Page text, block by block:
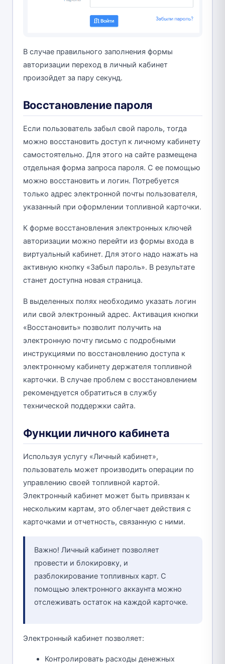
В случае правильного заполнения формы
авторизации переход в личный кабинет
произойдет за пару секунд.
Восстановление пароля
Если пользователь забыл свой пароль, тогда
можно восстановить доступ к личному кабинету
самостоятельно. Для этого на сайте размещена
отдельная форма запроса пароля. С ее помощью
можно восстановить и логин. Потребуется
только адрес электронной почты пользователя,
указанный при оформлении топливной карточки.
К форме восстановления электронных ключей
авторизации можно перейти из формы входа в
виртуальный кабинет. Для этого надо нажать на
активную кнопку «Забыл пароль». В результате
станет доступна новая страница.
В выделенных полях необходимо указать логин
или свой электронный адрес. Активация кнопки
«Восстановить» позволит получить на
электронную почту письмо с подробными
инструкциями по восстановлению доступа к
электронному кабинету держателя топливной
карточки. В случае проблем с восстановлением
рекомендуется обратиться в службу
технической поддержки сайта.
Функции личного кабинета
Используя услугу «Личный кабинет»,
пользователь может производить операции по
управлению своей топливной картой.
Электронный кабинет может быть привязан к
нескольким картам, это облегчает действия с
карточками и отчетность, связанную с ними.
Важно! Личный кабинет позволяет
провести и блокировку, и
разблокирование топливных карт. С
помощью электронного аккаунта можно
отслеживать остаток на каждой карточке.
Электронный кабинет позволяет:
Контролировать расходы денежных